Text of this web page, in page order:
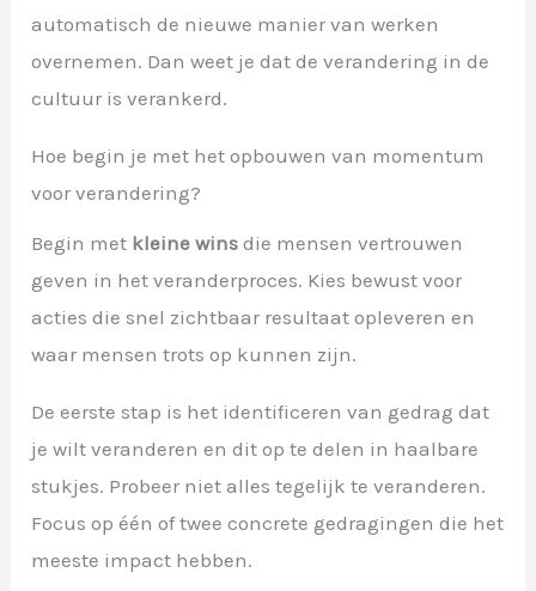
automatisch de nieuwe manier van werken
overnemen. Dan weet je dat de verandering in de
cultuur is verankerd.
Hoe begin je met het opbouwen van momentum
voor verandering?
Begin met kleine wins die mensen vertrouwen
geven in het veranderproces. Kies bewust voor
acties die snel zichtbaar resultaat opleveren en
waar mensen trots op kunnen zijn.
De eerste stap is het identificeren van gedrag dat
je wilt veranderen en dit op te delen in haalbare
stukjes. Probeer niet alles tegelijk te veranderen.
Focus op één of twee concrete gedragingen die het
meeste impact hebben.